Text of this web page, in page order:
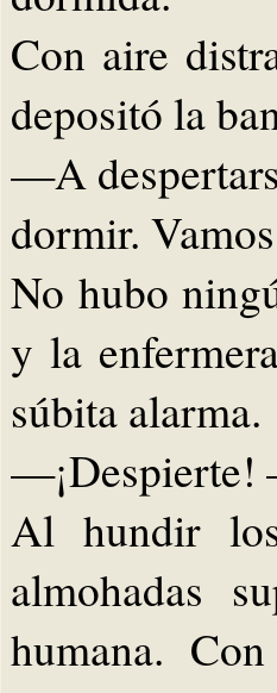
Con aire
depositó la
—A
dormir.
No hubo
y la
súbita alarma.
—¡Despierte!
Al hundir
almohadas
humana.